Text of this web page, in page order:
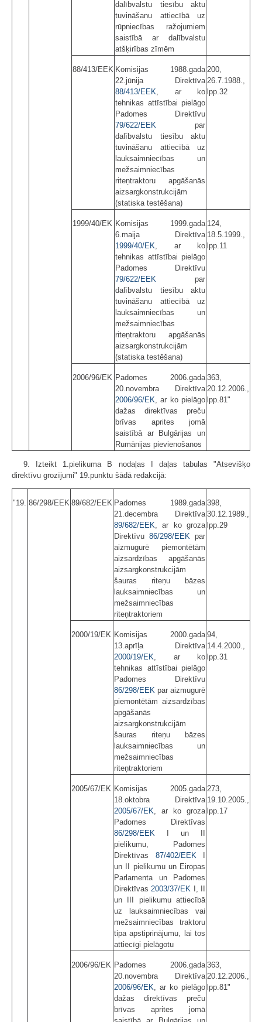
dalībvalstu tiesību aktu
tuvināšanu attiecībā uz
rūpniecības ražojumiem
saistībā ar dalībvalstu
atšķirības zīmēm
88/413/EEK Komisijas 1988.gada
22.jūnija Direktīva
88/413/EEK , ar ko
tehnikas attīstībai pielāgo
Padomes Direktīvu
79/622/EEK par
dalībvalstu tiesību aktu
tuvināšanu attiecībā uz
lauksaimniecības un
mežsaimniecības
riteņtraktoru apgāšanās
aizsargkonstrukcijām
(statiska testēšana)
200,
26.7.1988.,
lpp.32
1999/40/EK Komisijas 1999.gada
6.maija Direktīva
1999/40/EK , ar ko
tehnikas attīstībai pielāgo
Padomes Direktīvu
79/622/EEK par
dalībvalstu tiesību aktu
tuvināšanu attiecībā uz
lauksaimniecības un
mežsaimniecības
riteņtraktoru apgāšanās
aizsargkonstrukcijām
(statiska testēšana)
124,
18.5.1999.,
lpp.11
2006/96/EK Padomes 2006.gada
20.novembra Direktīva
2006/96/EK , ar ko pielāgo
dažas direktīvas preču
brīvas aprites jomā
saistībā ar Bulgārijas un
Rumānijas pievienošanos
363,
20.12.2006.,
lpp.81"
9. Izteikt 1.pielikuma B nodaļas I daļas tabulas "Atsevišķo
direktīvu grozījumi" 19.punktu šādā redakcijā:
"19. 86/298/EEK 89/682/EEK Padomes 1989.gada
21.decembra Direktīva
89/682/EEK , ar ko groza
Direktīvu 86/298/EEK par
aizmugurē piemontētām
aizsardzības apgāšanās
aizsargkonstrukcijām
šauras riteņu bāzes
lauksaimniecības un
mežsaimniecības
riteņtraktoriem
398,
30.12.1989.,
lpp.29
2000/19/EK Komisijas 2000.gada
13.aprīļa Direktīva
2000/19/EK , ar ko
tehnikas attīstībai pielāgo
Padomes Direktīvu
86/298/EEK par aizmugurē
piemontētām aizsardzības
apgāšanās
aizsargkonstrukcijām
šauras riteņu bāzes
lauksaimniecības un
mežsaimniecības
riteņtraktoriem
94,
14.4.2000.,
lpp.31
2005/67/EK Komisijas 2005.gada
18.oktobra Direktīva
2005/67/EK , ar ko groza
Padomes Direktīvas
86/298/EEK I un II
pielikumu, Padomes
Direktīvas 87/402/EEK
un II pielikumu un Eiropas
Parlamenta un Padomes
Direktīvas 2003/37/EK
un III pielikumu attiecībā
uz lauksaimniecības vai
mežsaimniecības traktoru
tipa apstiprinājumu, lai tos
attiecīgi pielāgotu
273,
19.10.2005.,
lpp.17
2006/96/EK Padomes 2006.gada
20.novembra Direktīva
2006/96/EK , ar ko pielāgo
dažas direktīvas preču
brīvas aprites jomā
363,
20.12.2006.,
lpp.81"